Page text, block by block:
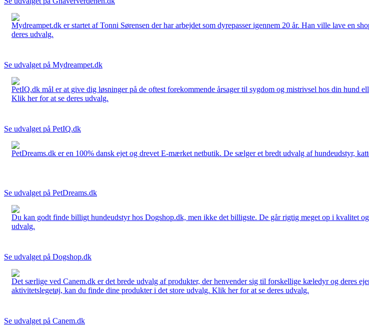
Mydreampet.dk er startet af Tonni Sørensen der har arbejdet som dyrepasser igennem 20 år. Han ville lave en
deres udvalg.
Se udvalget på Mydreampet.dk
PetIQ.dk mål er at give dig løsninger på de oftest forekommende årsager til sygdom og mistrivsel hos din hund
Klik her for at se deres udvalg.
Se udvalget på PetIQ.dk
PetDreams.dk er en 100% dansk ejet og drevet E-mærket netbutik. De sælger et bredt udvalg af hundeudstyr,
Se udvalget på PetDreams.dk
Du kan godt finde billigt hundeudstyr hos Dogshop.dk, men ikke det billigste. De går rigtig meget op i kvalitet
udvalg.
Se udvalget på Dogshop.dk
Det særlige ved Canem.dk er det brede udvalg af produkter, der henvender sig til forskellige kæledyr og deres
aktivitetslegetøj, kan du finde dine produkter i det store udvalg. Klik her for at se deres udvalg.
Se udvalget på Canem.dk